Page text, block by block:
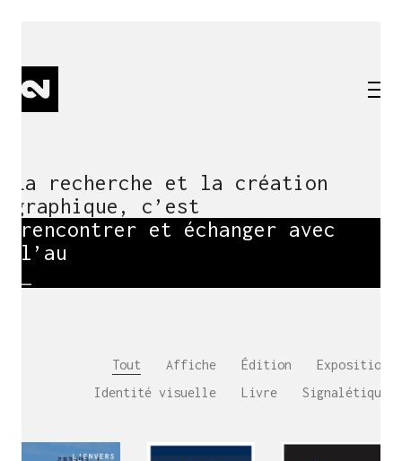
La recherche et la création
graphique, c’est
rencontrer et échanger avec
l’autr
Tout Affiche Édition
Exposition
Identité visuelle
Livre Signalétique